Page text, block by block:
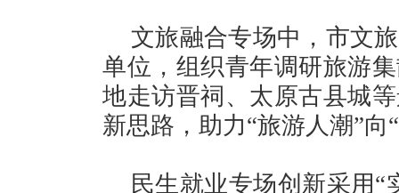
文旅融合专场中，市文
单位，组织青年调研旅游
地走访晋祠、太原古县城
新思路，助力“旅游人潮”向
民生就业专场创新采用